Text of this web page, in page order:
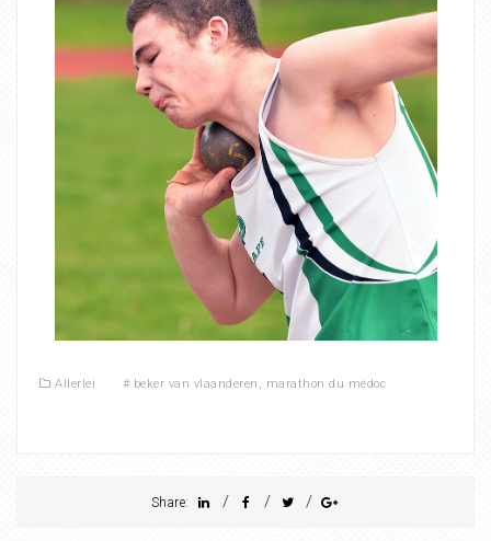
Allerlei # beker van vlaanderen , marathon du médoc
Share: / / /